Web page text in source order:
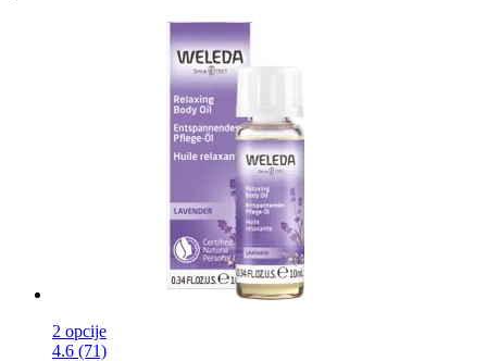
2 opcije
4.6 (71)